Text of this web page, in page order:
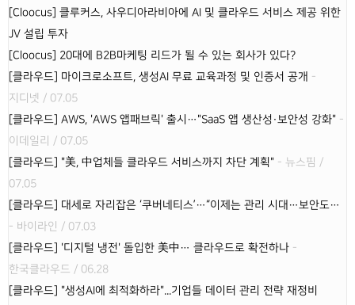
[Cloocus] 클루커스, 사우디아라비아에 AI 및 클라우드 서비스 제공 위한
JV 설립 투자
[Cloocus] 20대에 B2B마케팅 리드가 될 수 있는 회사가 있다?
[클라우드] 마이크로소프트, 생성AI 무료 교육과정 및 인증서 공개 -
지디넷 / 07.05
[클라우드] AWS, 'AWS 앱패브릭' 출시…"SaaS 앱 생산성·보안성 강화" -
이데일리 / 07.05
[클라우드] "美, 中업체들 클라우드 서비스까지 차단 계획" - 뉴스핌 /
07.05
[클라우드] 대세로 자리잡은 ‘쿠버네티스’…“이제는 관리 시대…보안도…
- 바이라인 / 07.03
[클라우드] '디지털 냉전' 돌입한 美中… 클라우드로 확전하나 -
한국클라우드 / 06.28
[클라우드] "생성AI에 최적화하라"...기업들 데이터 관리 전략 재정비